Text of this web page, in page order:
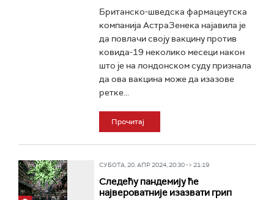
Британско-шведска фармацеутска
компанија АстраЗенека најавила је
да повлачи своју вакцину против
ковида-19 неколико месеци након
што је на лондонском суду признала
да ова вакцина може да изазове
ретке...
Прочитај
СУБОТА, 20. АПР 2024, 20:30 -> 21:19
Следећу пандемију ће
највероватније изазвати грип